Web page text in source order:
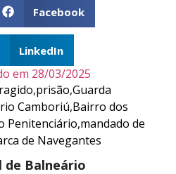
Facebook
LinkedIn
em 28/03/2025
de Balneário